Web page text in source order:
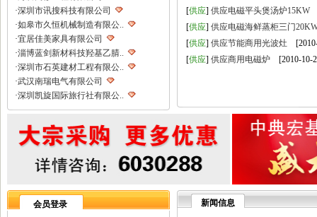
·深圳市讯搜科技有限公司
·如皋市久恒机械制造有限公..
·宜居佳美家具有限公司
·淄博蓝剑新材科技羟基乙腈..
·深圳市石英建材工程有限公..
·武汉南瑞电气有限公司
·深圳凯旋国际旅行社有限公..
·重庆天鹰起重机械有限公司
宁波高新区克法拉电子科技..
内蒙古铁骑村
香港欧世敦集团有限公司
·苏州朗玛过滤器材有限公司
·聊城正亿金属材料有限公司
[供应] 供应电磁平头煲汤炉15KW
[供应] 供应电磁海鲜蒸柜三门
[供应] 供应节能商用光波灶
[供应] 供应商用电磁炉 [2010-10-
会员登录
新闻信息